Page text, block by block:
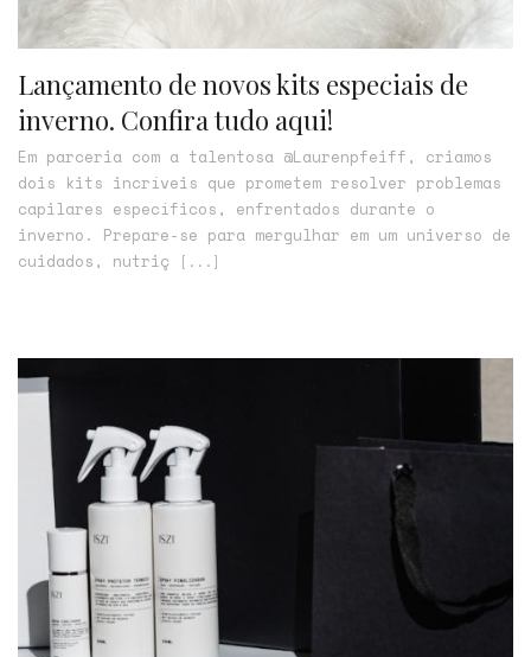
Lançamento de novos kits especiais de
inverno. Confira tudo aqui!
Em parceria com a talentosa @Laurenpfeiff, criamos
dois kits incríveis que prometem resolver problemas
capilares específicos, enfrentados durante o
inverno. Prepare-se para mergulhar em um universo de
cuidados, nutriç
[...]